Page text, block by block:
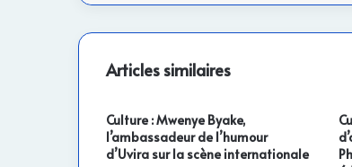
Articles similaires
Culture : Mwenye Byake,
l’ambassadeur de l’humour
d’Uvira sur la scène internationale